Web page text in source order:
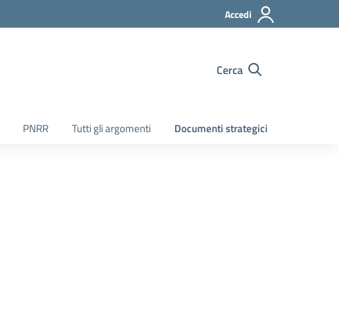
Accedi
Cerca
PNRR Tutti gli argomenti Documenti strategici